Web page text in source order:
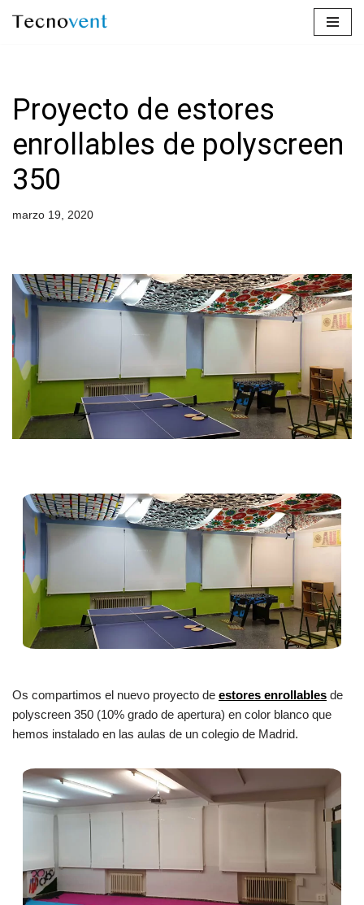
Proyecto de estores
enrollables de polyscreen
350
marzo 19, 2020
Os compartimos el nuevo proyecto de estores enrollables de
polyscreen 350 (10% grado de apertura) en color blanco que
hemos instalado en las aulas de un colegio de Madrid.